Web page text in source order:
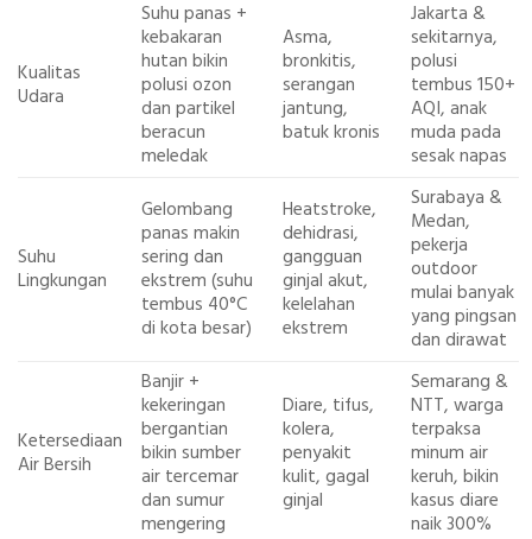
Kualitas
Udara
Suhu panas +
kebakaran
hutan bikin
polusi ozon
dan partikel
beracun
meledak
Asma,
bronkitis,
serangan
jantung,
batuk kronis
Jakarta &
sekitarnya,
polusi
tembus 150+
AQI, anak
muda pada
sesak napas
Suhu
Lingkungan
Gelombang
panas makin
sering dan
ekstrem (suhu
tembus 40°C
di kota besar)
Heatstroke,
dehidrasi,
gangguan
ginjal akut,
kelelahan
ekstrem
Surabaya &
Medan,
pekerja
outdoor
mulai banyak
yang pingsan
dan dirawat
Ketersediaan
Air Bersih
Banjir +
kekeringan
bergantian
bikin sumber
air tercemar
dan sumur
mengering
Diare, tifus,
kolera,
penyakit
kulit, gagal
ginjal
Semarang &
NTT, warga
terpaksa
minum air
keruh, bikin
kasus diare
naik 300%